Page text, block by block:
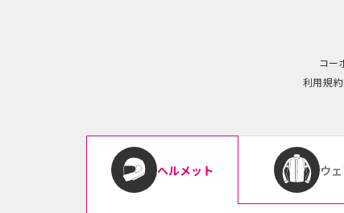
コー
利用規約
ヘルメット ウ